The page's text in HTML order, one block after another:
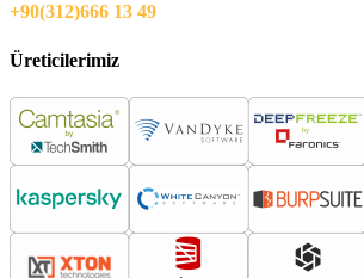
+90(312)666 13 49
Üreticilerimiz